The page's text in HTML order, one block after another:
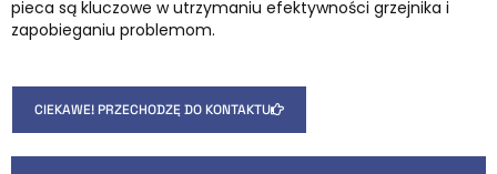
pieca są kluczowe w utrzymaniu efektywności grzejnika i
zapobieganiu problemom.
CIEKAWE! PRZECHODZĘ DO KONTAKTU